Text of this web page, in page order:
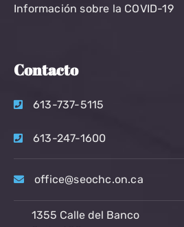
Información sobre la COVID-19
Contacto
613-737-5115
613-247-1600
office@seochc.on.ca
1355 Calle del Banco